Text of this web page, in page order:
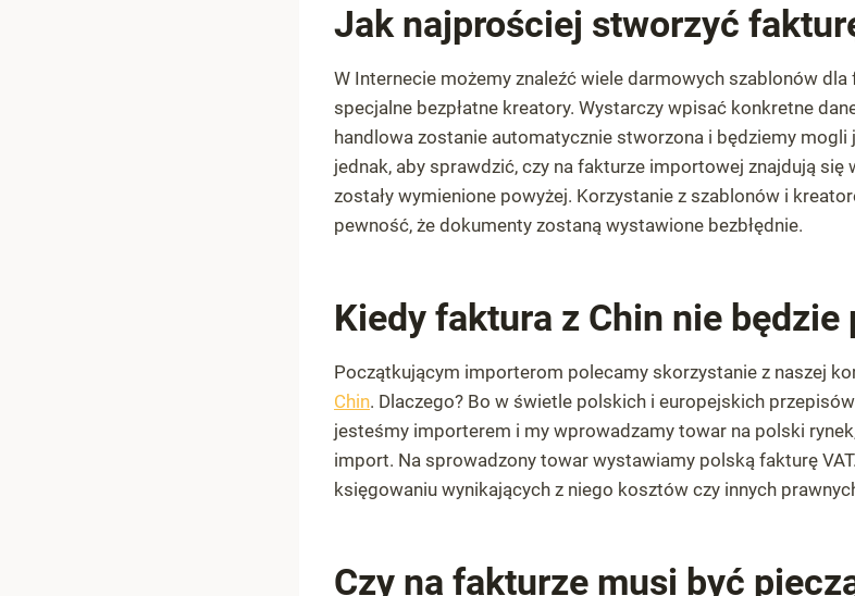
Jak najprościej stworzyć
W Internecie możemy znaleźć wiele darmowych szablonów
specjalne bezpłatne kreatory. Wystarczy wpisać konkretne
handlowa zostanie automatycznie stworzona i będziemy mogli
jednak, aby sprawdzić, czy na fakturze importowej znajdują się
zostały wymienione powyżej. Korzystanie z szablonów i
pewność, że dokumenty zostaną wystawione bezbłędnie.
Kiedy faktura z Chin nie będzie
Początkującym importerom polecamy skorzystanie z naszej
Chin. Dlaczego? Bo w świetle polskich i europejskich
jesteśmy importerem i my wprowadzamy towar na polski
import. Na sprowadzony towar wystawiamy polską fakturę
księgowaniu wynikających z niego kosztów czy innych
Czy na fakturze musi być